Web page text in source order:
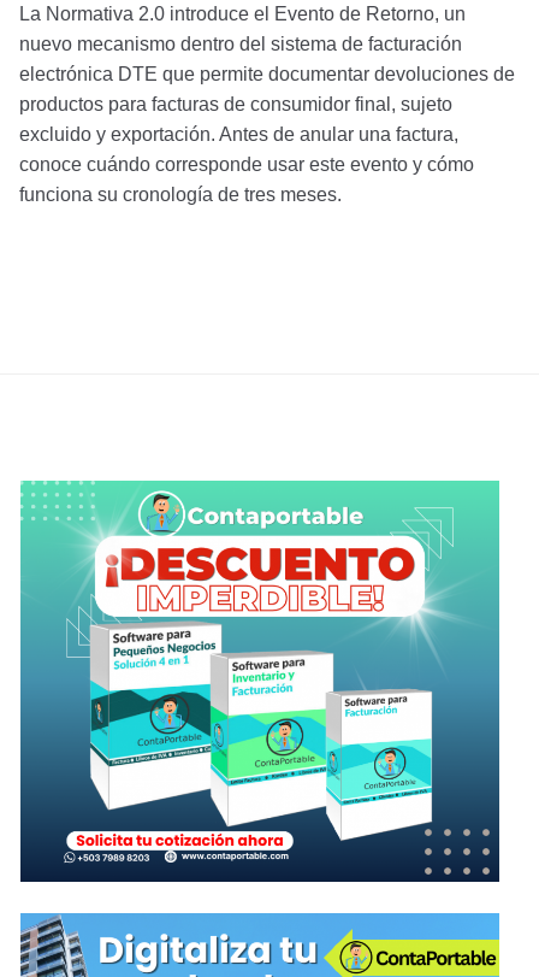
La Normativa 2.0 introduce el Evento de Retorno, un
nuevo mecanismo dentro del sistema de facturación
electrónica DTE que permite documentar devoluciones de
productos para facturas de consumidor final, sujeto
excluido y exportación. Antes de anular una factura,
conoce cuándo corresponde usar este evento y cómo
funciona su cronología de tres meses.